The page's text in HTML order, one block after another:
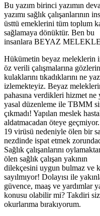
Bu yazım birinci yazımın
yazımı sağlık çalışanlarının
üsttü emeklerini tüm toplum
sağlamaya dönüktür. Ben bu
insanlara BEYAZ
Hükümetin beyaz meleklerin
öz verili çalışmalarına
kulaklarını tıkadıklarını ne
izlemekteyiz. Beyaz
pahasına verdikleri hizmet ne
yasal düzenleme ile TBMM
çıkmadı! Yapılan meslek
aldatmacadan öteye
19 virüsü nedeniyle ölen bir
nezdinde ispat etmek
Sağlık çalışanlarını
ölen sağlık çalışan yakının
dilekçesini uygun bulmaz ve
sayılmıyor! Dolayısı ile
güvence, maaş ve yardımlar
konusu olabilir mi? Takdiri
okurlarıma bırakıyorum.